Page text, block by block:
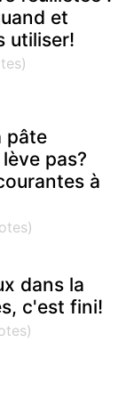
et
utiliser!
pâte
pas?
à
dans la
c'est fini!